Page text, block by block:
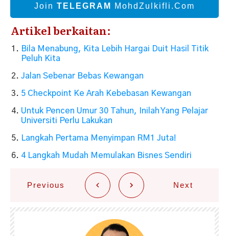
Join TELEGRAM MohdZulkifli.Com
Artikel berkaitan:
Bila Menabung, Kita Lebih Hargai Duit Hasil Titik
Peluh Kita
Jalan Sebenar Bebas Kewangan
5 Checkpoint Ke Arah Kebebasan Kewangan
Untuk Pencen Umur 30 Tahun, Inilah Yang Pelajar
Universiti Perlu Lakukan
Langkah Pertama Menyimpan RM1 Juta!
4 Langkah Mudah Memulakan Bisnes Sendiri
Previous Next